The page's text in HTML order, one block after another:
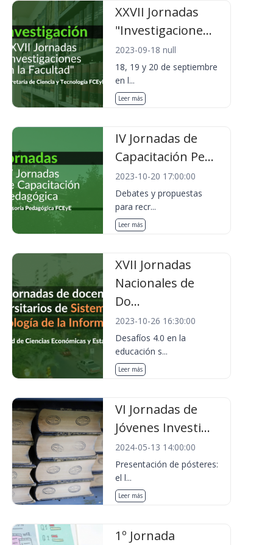
XXVII Jornadas
"Investigacione...
2023-09-18 null
18, 19 y 20 de septiembre
en l...
Leer más
IV Jornadas de
Capacitación Pe...
2023-10-20 17:00:00
Debates y propuestas
para recr...
Leer más
XVII Jornadas
Nacionales de
Do...
2023-10-26 16:30:00
Desafíos 4.0 en la
educación s...
Leer más
VI Jornadas de
Jóvenes Investi...
2024-05-13 14:00:00
Presentación de pósteres:
el l...
Leer más
1º Jornada